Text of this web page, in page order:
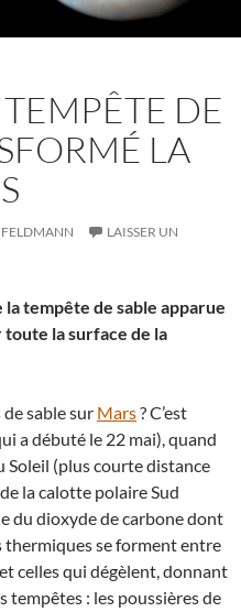
DE
LA
LAISSER UN
tempête de sable apparue
la surface de la
sable sur Mars? C’est
a débuté le 22 mai), quand
Soleil (plus courte distance
la calotte polaire Sud
du dioxyde de carbone dont
thermiques se forment entre
celles qui dégèlent, donnant
tempêtes : les poussières de